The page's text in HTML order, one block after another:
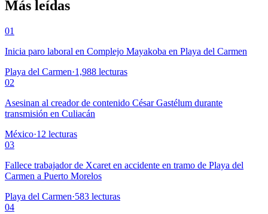
Más leídas
01
Inicia paro laboral en Complejo Mayakoba en Playa del Carmen
Playa del Carmen·1,988 lecturas
02
Asesinan al creador de contenido César Gastélum durante
transmisión en Culiacán
México·12 lecturas
03
Fallece trabajador de Xcaret en accidente en tramo de Playa del
Carmen a Puerto Morelos
Playa del Carmen·583 lecturas
04